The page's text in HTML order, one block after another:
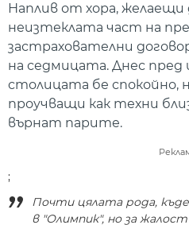
Наплив от хора,
неизтеклата част на
застрахователни
на седмицата. Днес
столицата бе спокойно,
проучващи как техни
върнат парите.
;
Почти цялата рода,
в "Олимпик", но за жалост